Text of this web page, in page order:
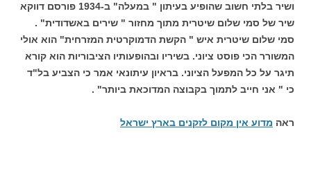
ושיר בלתי חשוב שהופיע בעיתון " במעלה" ב-1934 פורסם דווקא
שיר של סמי שלום שיטרית מתוך מחזור " שירים באשדודית" .
סמי שלום שיטרית איש " הקשת הדמוקרטית המזרחית" הוא אולי
המשורר הכי פוסט ציוני. בשיריו ובהופעותיו הציבוריות הוא קורא
תיגר על כל המפעל הציוני. בראיון עיתונאי אמר כי הצביע בל"ד
כי " אני חייב לתמוך בקבוצה המדוכאת ביותר" .
ראה מדוע אין מקום לזקנים בארץ ישראל